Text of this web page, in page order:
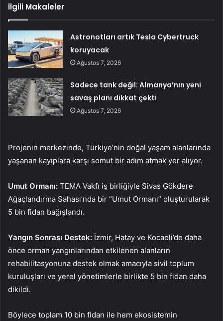
İlgili Makaleler
Astronotları artık Tesla Cybertruck
koruyacak
Ağustos 7, 2026
Sadece tank değil: Almanya’nın yeni
savaş planı dikkat çekti
Ağustos 7, 2026
Projenin merkezinde, Türkiye’nin doğal yaşam alanlarında
yaşanan kayıplara karşı somut bir adım atmak yer alıyor.
Umut Ormanı: TEMA Vakfı iş birliğiyle Sivas Gökdere
Ağaçlandırma Sahası’nda bir “Umut Ormanı” oluşturularak
5 bin fidan bağışlandı.
Yangın Sonrası Destek: İzmir, Hatay ve Kocaeli’de daha
önce orman yangınlarından etkilenen alanların
rehabilitasyonuna destek olmak amacıyla sivil toplum
kuruluşları ve yerel yönetimlerle birlikte 5 bin fidan daha
dikildi.
Böylece toplam 10 bin fidan ile hem ekosistemin